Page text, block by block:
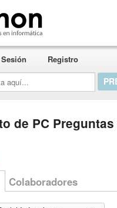
Registro
de PC Preguntas
Colaboradores